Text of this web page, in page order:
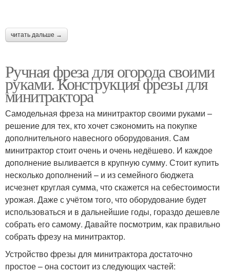
читать дальше →
Ручная фреза для огорода своими
руками. Конструкция фрезы для
минитрактора
Самодельная фреза на минитрактор своими руками –
решение для тех, кто хочет сэкономить на покупке
дополнительного навесного оборудования. Сам
минитрактор стоит очень и очень недёшево. И каждое
дополнение выливается в крупную сумму. Стоит купить
несколько дополнений – и из семейного бюджета
исчезнет круглая сумма, что скажется на себестоимости
урожая. Даже с учётом того, что оборудование будет
использоваться и в дальнейшие годы, гораздо дешевле
собрать его самому. Давайте посмотрим, как правильно
собрать фрезу на минитрактор.
Устройство фрезы для минитрактора достаточно
простое – она состоит из следующих частей: